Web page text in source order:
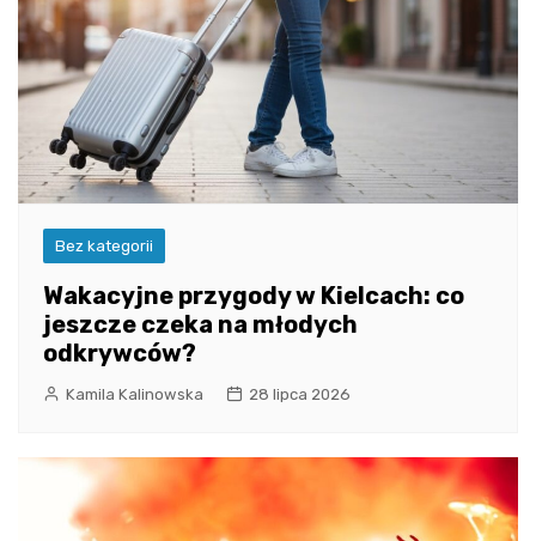
Bez kategorii
Wakacyjne przygody w Kielcach: co
jeszcze czeka na młodych
odkrywców?
Kamila Kalinowska 28 lipca 2026